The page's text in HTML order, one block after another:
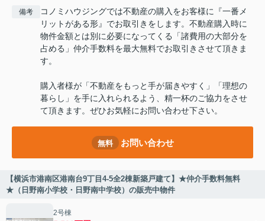
備考
コノミハウジングでは不動産の購入をお客様に『一番メ
リットがある形』でお取引きをします。不動産購入時に
物件金額とは別に必要になってくる「諸費用の大部分を
占める」仲介手数料を最大無料でお取引きさせて頂きま
す。
購入者様が「不動産をもっと手が届きやすく」「理想の
暮らし」を手に入れられるよう、精一杯のご協力をさせ
て頂きます。ぜひお気軽にお問い合わせ下さい。
無料 お問い合わせ
【横浜市港南区港南台9丁目4-5全2棟新築戸建て】★仲介手数料無料
★（日野南小学校・日野南中学校）の販売中物件
2号棟